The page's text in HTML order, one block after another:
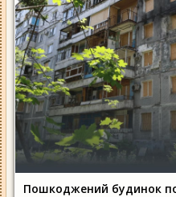
Пошкоджений будинок